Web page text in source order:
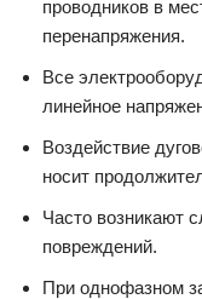
проводников в
перенапряжения.
Все
линейное
Воздействие
носит
Часто возникают
повреждений.
При однофазном